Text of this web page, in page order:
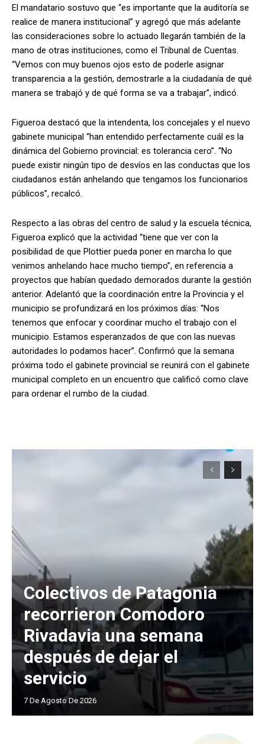
El mandatario sostuvo que “es importante que la auditoría se
realice de manera institucional” y agregó que más adelante
las consideraciones sobre lo actuado llegarán también de la
mano de otras instituciones, como el Tribunal de Cuentas.
“Vemos con muy buenos ojos esto de poderle asignar
transparencia a la gestión, demostrarle a la ciudadanía de qué
manera se trabajó y de qué forma se va a trabajar”, indicó.
Figueroa destacó que la intendenta, los concejales y el nuevo
gabinete municipal “han entendido perfectamente cuál es la
dinámica del Gobierno provincial: es tolerancia cero”. “No
puede existir ningún tipo de desvíos en las conductas que los
ciudadanos están anhelando que tengamos los funcionarios
públicos”, recalcó.
Respecto a las obras del centro de salud y la escuela técnica,
Figueroa explicó que la actividad “tiene que ver con la
posibilidad de que Plottier pueda poner en marcha lo que
venimos anhelando hace mucho tiempo”, en referencia a
proyectos que habían quedado demorados durante la gestión
anterior. Adelantó que la coordinación entre la Provincia y el
municipio se profundizará en los próximos días: “Nos
tenemos que enfocar y coordinar mucho el trabajo con el
municipio. Estamos esperanzados de que con las nuevas
autoridades lo podamos hacer”. Confirmó que la semana
próxima todo el gabinete provincial se reunirá con el gabinete
municipal completo en un encuentro que calificó como clave
para ordenar el rumbo de la ciudad.
Colectivos de Patagonia
recorrieron Comodoro
Rivadavia una semana
después de dejar el
servicio
7 De Agosto De 2026